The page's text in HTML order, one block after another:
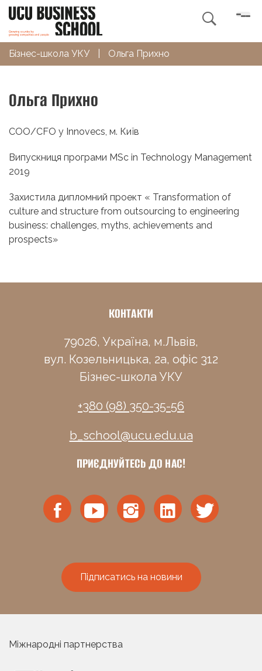

Бізнес-школа УКУ Ольга Прихно
Ольга Прихно
COO/CFO у Innovecs, м. Київ
Випускниця програми MSc in Technology Management
2019
Захистила дипломний проект « Transformation of
culture and structure from outsourcing to engineering
business: challenges, myths, achievements and
prospects»
КОНТАКТИ
79026, Україна, м.Львів,
вул. Козельницька, 2а, офіс 312
Бізнес-школа УКУ
+380 (98) 350-35-56
b_school@ucu.edu.ua
ПРИЄДНУЙТЕСЬ ДО НАС!
Підписатись на новини
Міжнародні партнерства